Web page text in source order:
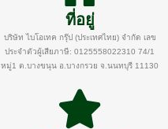
ที่อยู่
บริษัท ไบโอเทค กรุ๊ป (ประเทศไทย) จำกัด เลข
ประจำตัวผู้เสียภาษี: 0125558022310 74/1
หมู่1 ต.บางขนุน อ.บางกรวย จ.นนทบุรี 11130